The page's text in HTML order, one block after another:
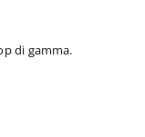
di gamma.